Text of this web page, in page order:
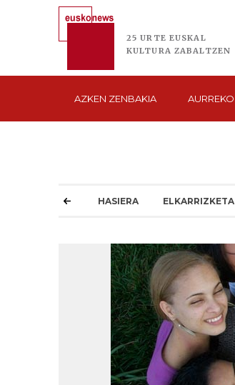
25 URTE EUSKAL
KULTURA ZABALTZEN
AZKEN ZENBAKIA AURREKO
HASIERA ELKARRIZKETA